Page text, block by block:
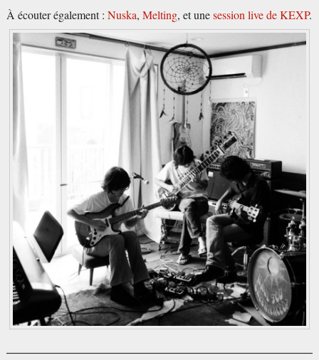
À écouter également : Nuska, Melting, et unesession live de KEXP.